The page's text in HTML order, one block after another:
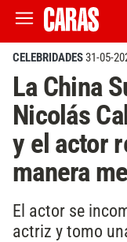
CELEBRIDADES31-05-
La China
Nicolás
y el actor
manera
El actor se
actriz y tomo